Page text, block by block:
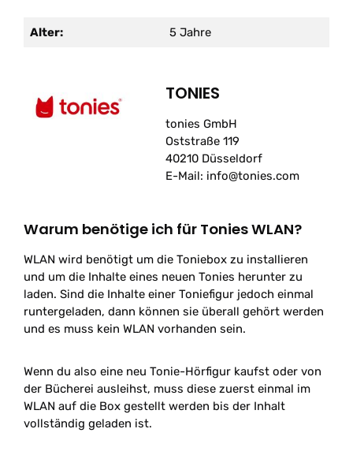
Alter: 5 Jahre
TONIES
tonies GmbH
Oststraße 119
40210 Düsseldorf
E-Mail: info@tonies.com
Warum benötige ich für Tonies WLAN?
WLAN wird benötigt um die Toniebox zu installieren
und um die Inhalte eines neuen Tonies herunter zu
laden. Sind die Inhalte einer Toniefigur jedoch einmal
runtergeladen, dann können sie überall gehört werden
und es muss kein WLAN vorhanden sein.
Wenn du also eine neu Tonie-Hörfigur kaufst oder von
der Bücherei ausleihst, muss diese zuerst einmal im
WLAN auf die Box gestellt werden bis der Inhalt
vollständig geladen ist.